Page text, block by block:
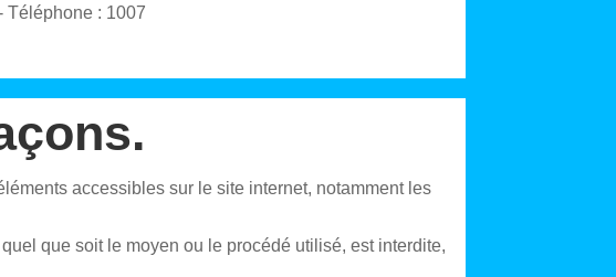
Téléphone : 1007
accessibles sur le site internet, notamment les
que soit le moyen ou le procédé utilisé, est interdite,